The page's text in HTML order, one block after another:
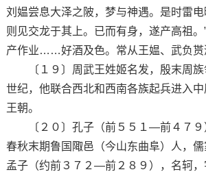
刘媪尝息大泽之陂，梦与神遇。是时雷电
则见交龙于其上。已而有身，遂产高祖。
产作业……好酒及色。常从王媪、武负贳
〔１９〕周武王姓姬名发，殷末周族
世纪，他联合西北和西南各族起兵进入中
王朝。
〔２０〕孔子（前５５１—前４７９
春秋末期鲁国陬邑（今山东曲阜）人，儒
孟子（约前３７２—前２８９），名轲